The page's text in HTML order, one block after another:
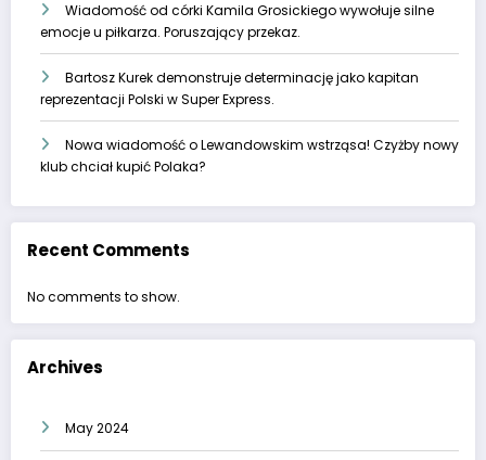
Wiadomość od córki Kamila Grosickiego wywołuje silne
emocje u piłkarza. Poruszający przekaz.
Bartosz Kurek demonstruje determinację jako kapitan
reprezentacji Polski w Super Express.
Nowa wiadomość o Lewandowskim wstrząsa! Czyżby nowy
klub chciał kupić Polaka?
Recent Comments
No comments to show.
Archives
May 2024